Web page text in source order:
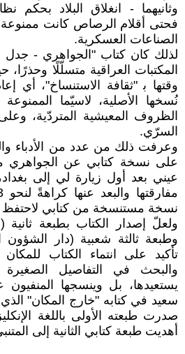
وثانيهما - انغلاق البلاد بحكم
فحتى أقلام الرصاص كانت
الصناعات العسكرية.
لذلك كان كتاب "الجواهري - جدل
المكتبات العراقية متسلّلًا
وقتها ﺑ "ثقافة الاستنساخ"، أي
نُسخها الأصلية، لاسيّما الممنوعة
الظروف المعيشية المتردّية،
السرّي.
وعرفت ذلك من عدد من الأدباء
على نسخة كتابي عن الجواهري
عيني بعد أول زيارة لي إلى
نسخة مستنسخة من كتابي لاحتفظ
ولعلّ إصدار الكتاب بطبعة ثانية
وطبعة ثالثة شعبية (دار الشؤون
تأكيد على انتماء الكتاب
والبحث في التفاصيل
يستعيدها، بل وينسجها المنفيون
سعيد في كتابه "خارج المكان" الذي
أهديت طبعة كتابي الثانية إلى